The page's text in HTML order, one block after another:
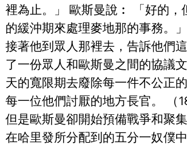
裡為止。」 歐斯曼說︰ 「好的，
的緩沖期來處理麥地那的事務。」
接著他到眾人那裡去，告訴他們
了一份眾人和歐斯曼之間的協議
天的寬限期去廢除每一件不公正
每一位他們討厭的地方長官。 （
但是歐斯曼卻開始預備戰爭和聚
在哈里發所分配到的五分一奴僕